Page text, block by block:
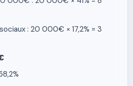
: 20 000€ × 17,2% = 3